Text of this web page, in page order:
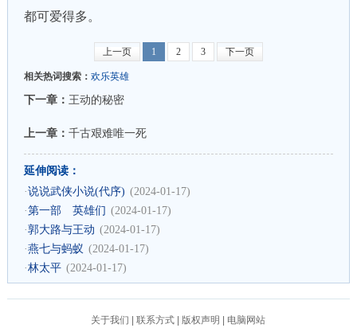
都可爱得多。
上一页 1 2 3 下一页
相关热词搜索： 欢乐英雄
下一章： 王动的秘密
上一章： 千古艰难唯一死
延伸阅读：
·说说武侠小说(代序) (2024-01-17)
·第一部 英雄们 (2024-01-17)
·郭大路与王动 (2024-01-17)
·燕七与蚂蚁 (2024-01-17)
·林太平 (2024-01-17)
关于我们 |联系方式 版权声明 电脑网站